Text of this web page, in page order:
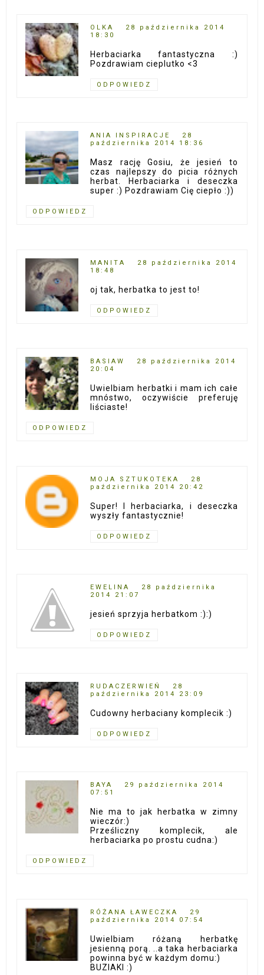
OLKA
28 października 2014
18:30
Herbaciarka fantastyczna :)
Pozdrawiam cieplutko <3
ODPOWIEDZ
ANIA INSPIRACJE
28
października 2014 18:36
Masz rację Gosiu, że jesień to
czas najlepszy do picia różnych
herbat. Herbaciarka i deseczka
super :) Pozdrawiam Cię ciepło :))
ODPOWIEDZ
MANITA
28 października 2014
18:48
oj tak, herbatka to jest to!
ODPOWIEDZ
BASIAW
28 października 2014
20:04
Uwielbiam herbatki i mam ich całe
mnóstwo, oczywiście preferuję
liściaste!
ODPOWIEDZ
MOJA SZTUKOTEKA
28
października 2014 20:42
Super! I herbaciarka, i deseczka
wyszły fantastycznie!
ODPOWIEDZ
EWELINA
28 października
2014 21:07
jesień sprzyja herbatkom :):)
ODPOWIEDZ
RUDACZERWIEŃ
28
października 2014 23:09
Cudowny herbaciany komplecik :)
ODPOWIEDZ
BAYA
29 października 2014
07:51
Nie ma to jak herbatka w zimny
wieczór:)
Prześliczny komplecik, ale
herbaciarka po prostu cudna:)
ODPOWIEDZ
RÓŻANA ŁAWECZKA
29
października 2014 07:54
Uwielbiam różaną herbatkę
jesienną porą. ..a taka herbaciarka
powinna być w każdym domu:)
BUZIAKI :)